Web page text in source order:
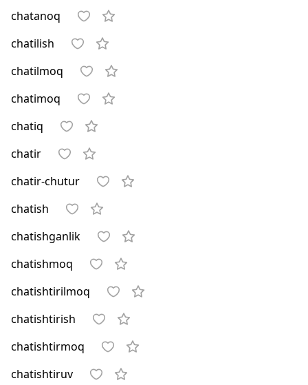
chatanoq
chatilish
chatilmoq
chatimoq
chatiq
chatir
chatir-chutur
chatish
chatishganlik
chatishmoq
chatishtirilmoq
chatishtirish
chatishtirmoq
chatishtiruv